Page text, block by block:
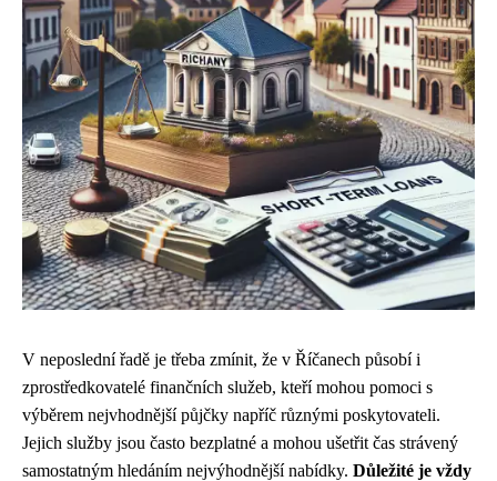
V neposlední řadě je třeba zmínit, že v Říčanech působí i
zprostředkovatelé finančních služeb, kteří mohou pomoci s
výběrem nejvhodnější půjčky napříč různými poskytovateli.
Jejich služby jsou často bezplatné a mohou ušetřit čas strávený
samostatným hledáním nejvýhodnější nabídky. Důležité je vždy